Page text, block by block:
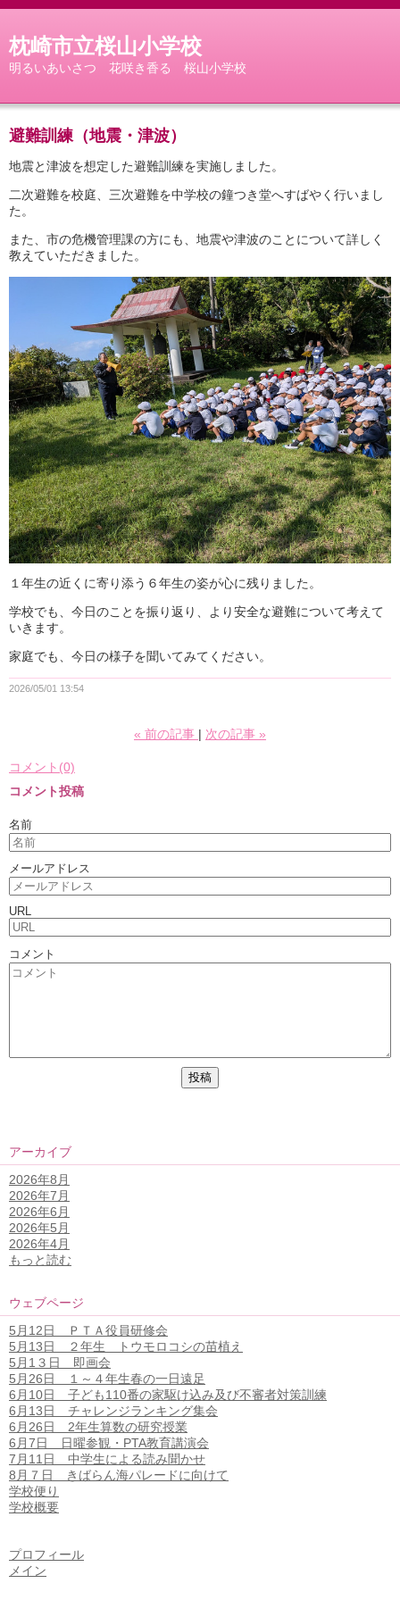
枕崎市立桜山小学校
明るいあいさつ 花咲き香る 桜山小学校
避難訓練（地震・津波）
地震と津波を想定した避難訓練を実施しました。
二次避難を校庭、三次避難を中学校の鐘つき堂へすばやく行いまし
た。
また、市の危機管理課の方にも、地震や津波のことについて詳しく
教えていただきました。
１年生の近くに寄り添う６年生の姿が心に残りました。
学校でも、今日のことを振り返り、より安全な避難について考えて
いきます。
家庭でも、今日の様子を聞いてみてください。
2026/05/01 13:54
« 前の記事 次の記事 »
コメント(0)
コメント投稿
名前
メールアドレス
URL
コメント
アーカイブ
2026年8月
2026年7月
2026年6月
2026年5月
2026年4月
もっと読む
ウェブページ
5月12日 ＰＴＡ役員研修会
5月13日 ２年生 トウモロコシの苗植え
5月1３日 即画会
5月26日 １～４年生春の一日遠足
6月10日 子ども110番の家駆け込み及び不審者対策訓練
6月13日 チャレンジランキング集会
6月26日 2年生算数の研究授業
6月7日 日曜参観・PTA教育講演会
7月11日 中学生による読み聞かせ
8月７日 きばらん海パレードに向けて
学校便り
学校概要
プロフィール
メイン